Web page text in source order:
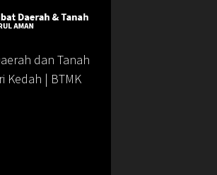
dan Tanah
Kedah | BTMK